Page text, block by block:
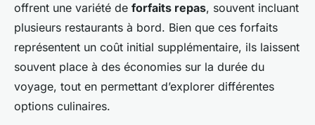
offrent une variété de forfaits repas, souvent incluant
plusieurs restaurants à bord. Bien que ces forfaits
représentent un coût initial supplémentaire, ils laissent
souvent place à des économies sur la durée du
voyage, tout en permettant d’explorer différentes
options culinaires.